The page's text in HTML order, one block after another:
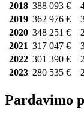
2018 388 093 €
2019 362 976 €
2020 348 251 €
2021 317 047 €
2022 301 390 €
2023 280 535 €
Pardavimo